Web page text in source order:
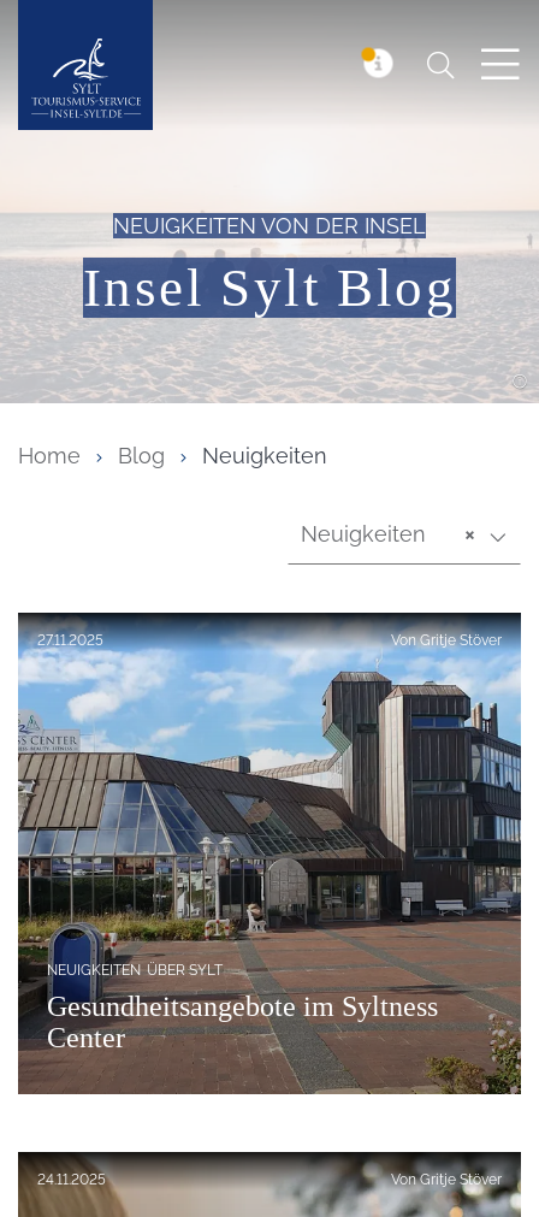
Insel Sylt Suchen
NEUIGKEITEN VON DER INSEL
Insel Sylt Blog
Home Blog Neuigkeiten
×
Neuigkeiten
Veröffentlicht am:
27.11.2025 VonGritje Stöver
Gesundheitsangebote im Syltness
Center
NEUIGKEITEN ÜBER SYLT
Veröffentlicht am:
24.11.2025 VonGritje Stöver